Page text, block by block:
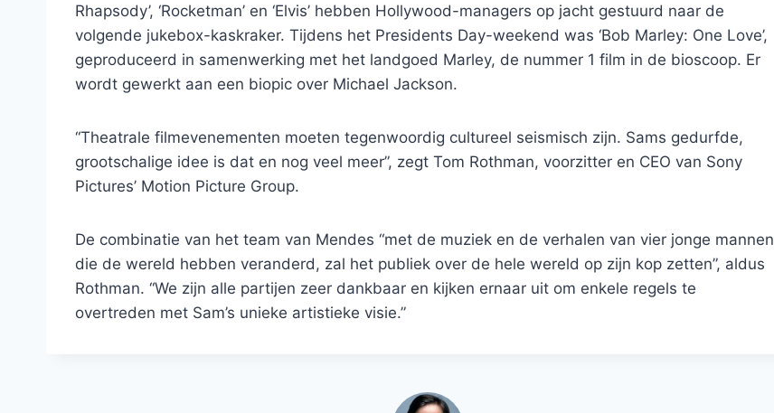
Rhapsody’, ‘Rocketman’ en ‘Elvis’ hebben Hollywood-managers op jacht gestuurd naar de
volgende jukebox-kaskraker. Tijdens het Presidents Day-weekend was ‘Bob Marley: One Love’,
geproduceerd in samenwerking met het landgoed Marley, de nummer 1 film in de bioscoop. Er
wordt gewerkt aan een biopic over Michael Jackson.
“Theatrale filmevenementen moeten tegenwoordig cultureel seismisch zijn. Sams gedurfde,
grootschalige idee is dat en nog veel meer”, zegt Tom Rothman, voorzitter en CEO van Sony
Pictures’ Motion Picture Group.
De combinatie van het team van Mendes “met de muziek en de verhalen van vier jonge mannen
die de wereld hebben veranderd, zal het publiek over de hele wereld op zijn kop zetten”, aldus
Rothman. “We zijn alle partijen zeer dankbaar en kijken ernaar uit om enkele regels te
overtreden met Sam’s unieke artistieke visie.”